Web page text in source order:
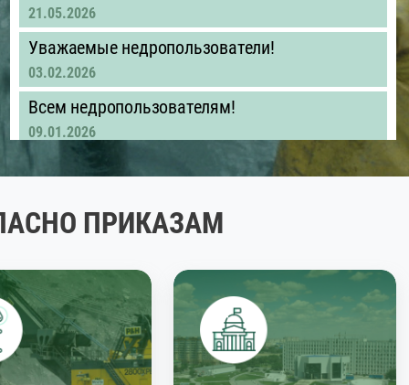
21.05.2026
Уважаемые недропользователи!
03.02.2026
Всем недропользователям!
09.01.2026
Обращаем внимание, что в соответствии с
Министра энергетики Республики Казахстан
от 23 мая 2018 года N203, если последний
отчетов приходится на нерабочий день, днем
окончания срока считается ближайший
следующий за ним рабочий день.
01.01.2026
Объявление для недропользователей
ПРИКАЗАМ